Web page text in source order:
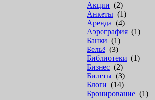
Акции (2)
Анкеты (1)
Аренда (4)
Аэрография (1)
Банки (1)
Бельё (3)
Библиотеки (1)
Бизнес (2)
Билеты (3)
Блоги (14)
Бронирование (1)